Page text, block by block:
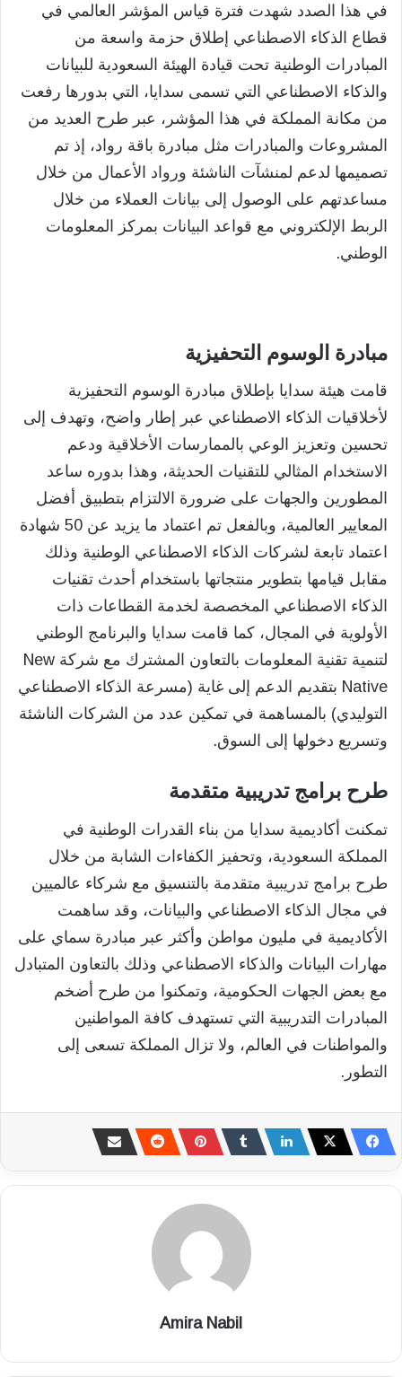
في هذا الصدد شهدت فترة قياس المؤشر العالمي في
قطاع الذكاء الاصطناعي إطلاق حزمة واسعة من
المبادرات الوطنية تحت قيادة الهيئة السعودية للبيانات
والذكاء الاصطناعي التي تسمى سدايا، التي بدورها رفعت
من مكانة المملكة في هذا المؤشر، عبر طرح العديد من
المشروعات والمبادرات مثل مبادرة باقة رواد، إذ تم
تصميمها لدعم لمنشآت الناشئة ورواد الأعمال من خلال
مساعدتهم على الوصول إلى بيانات العملاء من خلال
الربط الإلكتروني مع قواعد البيانات بمركز المعلومات
الوطني.
مبادرة الوسوم التحفيزية
قامت هيئة سدايا بإطلاق مبادرة الوسوم التحفيزية
لأخلاقيات الذكاء الاصطناعي عبر إطار واضح، وتهدف إلى
تحسين وتعزيز الوعي بالممارسات الأخلاقية ودعم
الاستخدام المثالي للتقنيات الحديثة، وهذا بدوره ساعد
المطورين والجهات على ضرورة الالتزام بتطبيق أفضل
المعايير العالمية، وبالفعل تم اعتماد ما يزيد عن 50 شهادة
اعتماد تابعة لشركات الذكاء الاصطناعي الوطنية وذلك
مقابل قيامها بتطوير منتجاتها باستخدام أحدث تقنيات
الذكاء الاصطناعي المخصصة لخدمة القطاعات ذات
الأولوية في المجال، كما قامت سدايا والبرنامج الوطني
لتنمية تقنية المعلومات بالتعاون المشترك مع شركة New
Native بتقديم الدعم إلى غاية (مسرعة الذكاء الاصطناعي
التوليدي) بالمساهمة في تمكين عدد من الشركات الناشئة
وتسريع دخولها إلى السوق.
طرح برامج تدريبية متقدمة
تمكنت أكاديمية سدايا من بناء القدرات الوطنية في
المملكة السعودية، وتحفيز الكفاءات الشابة من خلال
طرح برامج تدريبية متقدمة بالتنسيق مع شركاء عالميين
في مجال الذكاء الاصطناعي والبيانات، وقد ساهمت
الأكاديمية في مليون مواطن وأكثر عبر مبادرة سماي على
مهارات البيانات والذكاء الاصطناعي وذلك بالتعاون المتبادل
مع بعض الجهات الحكومية، وتمكنوا من طرح أضخم
المبادرات التدريبية التي تستهدف كافة المواطنين
والمواطنات في العالم، ولا تزال المملكة تسعى إلى
التطور.
Amira Nabil